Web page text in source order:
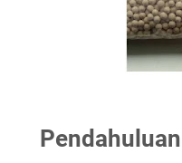
Pendahuluan